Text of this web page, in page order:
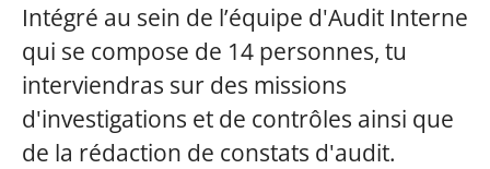
Intégré au sein de l’équipe d'Audit Interne
qui se compose de 14 personnes, tu
interviendras sur des missions
d'investigations et de contrôles ainsi que
de la rédaction de constats d'audit.